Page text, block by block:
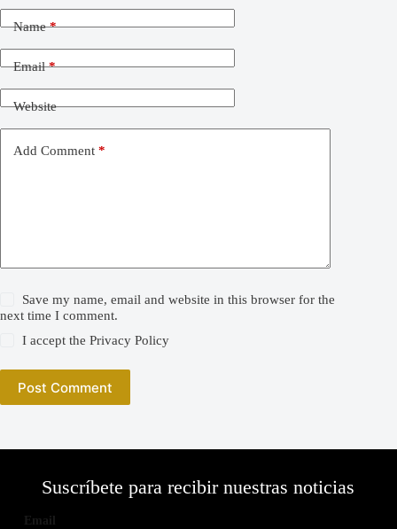
Name*
Email*
Website
Add Comment *
Save my name, email and website in this browser for the
next time I comment.
I accept thePrivacy Policy
Post Comment
Suscríbete para recibir nuestras noticias
Email